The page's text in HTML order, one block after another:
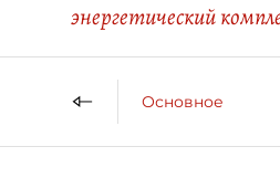
энергетический
Основное